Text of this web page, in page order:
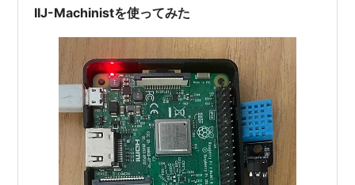
したりなど、、、 タイムテーブル詳細は…
IIJ-Machinistを使ってみた